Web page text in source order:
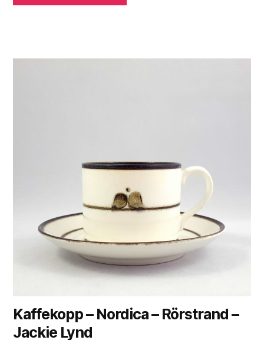
Kaffekopp – Nordica – Rörstrand –
Jackie Lynd